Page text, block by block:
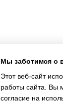
Мы заботимся о
Этот веб-сайт
работы сайта. Вы
согласие на